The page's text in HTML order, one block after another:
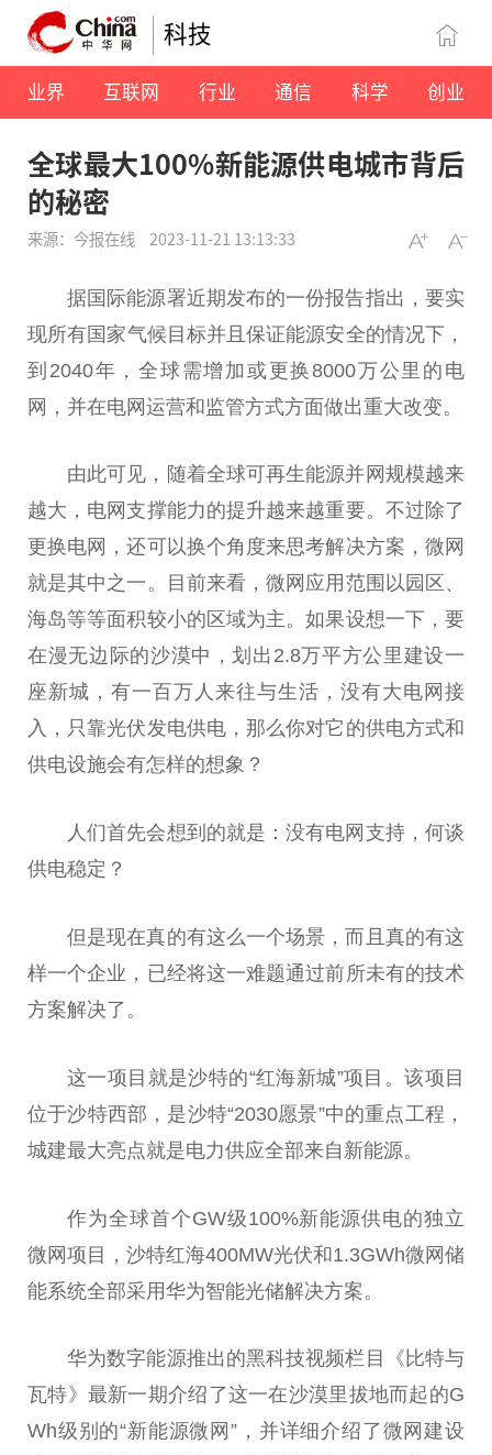
科技
业界 互联网 行业 通信 科学 创业
全球最大100%新能源供电城市背后
的秘密
来源：今报在线 2023-11-21 13:13:33
据国际能源署近期发布的一份报告指出，要实
现所有国家气候目标并且保证能源安全的情况下，
到2040年，全球需增加或更换8000万公里的电
网，并在电网运营和监管方式方面做出重大改变。
由此可见，随着全球可再生能源并网规模越来
越大，电网支撑能力的提升越来越重要。不过除了
更换电网，还可以换个角度来思考解决方案， 微 网
就是其中之一。目前来看，微 网应用范围以园区、
海岛等等面积较小的区域为主。如果设想一下，要
在漫无边际的沙漠中，划出2.8万平方公里建设一
座新城，有一百万人来往与生活，没有大电网接
入，只靠光伏发电供电，那么你对它的供电方式和
供电设施会有怎样的想象？
人们首先会想到的就是：没有电网支持，何谈
供电稳定？
但是现在真的有这么一个场景，而且真的有这
样一个企业，已经将这一难题通过前所未有的技术
方案解决了。
这一项目就是沙特的“红海新城”项目。该项目
位于沙特西部，是沙特“2030愿景”中的重点工程，
城建最大亮点就是电力供应全部来自新能源。
作为全球首个GW级100%新能源供电的独立
微 网项目，沙特红海400MW光伏和1.3GWh微 网储
能系统全部采用华为智能光储解决方案。
华为数字能源推出的黑科技视频栏目《比特与
瓦特》最新一期介绍了这一在沙漠里拔地而起的G
Wh级别的“新能源微 网”，并详细介绍了微 网建设